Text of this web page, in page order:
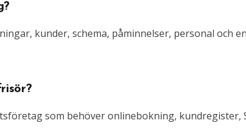
kunder, schema, påminnelser, personal och en
som behöver onlinebokning, kundregister,